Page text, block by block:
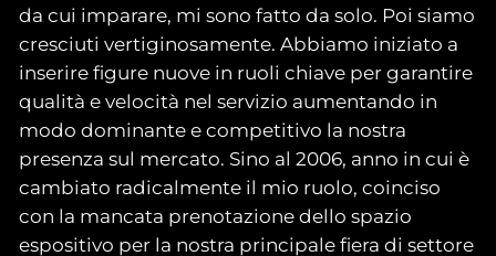
da cui imparare, mi sono fatto da solo. Poi siamo
cresciuti vertiginosamente. Abbiamo iniziato a
inserire figure nuove in ruoli chiave per garantire
qualità e velocità nel servizio aumentando in
modo dominante e competitivo la nostra
presenza sul mercato. Sino al 2006, anno in cui è
cambiato radicalmente il mio ruolo, coinciso
con la mancata prenotazione dello spazio
espositivo per la nostra principale fiera di settore